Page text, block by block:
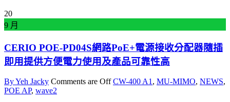
20
9 月
CERIO POE-PD04S網路PoE+電源接收分配器隨插
即用提供方便電力使用及產品可靠性高
By Yeh Jacky Comments are Off CW-400 A1 , MU-MIMO, NEWS,
POE AP, wave2